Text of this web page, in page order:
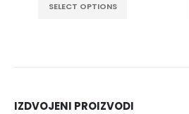
SELECT OPTIONS
IZDVOJENI PROIZVODI